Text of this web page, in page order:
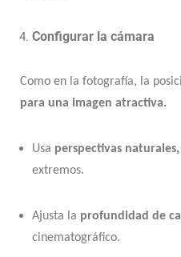
Configurar la cámara
Como en la fotografía, la
para una imagen atractiva.
Usa perspectivas naturales,
extremos.
Ajusta la profundidad de
cinematográfico.